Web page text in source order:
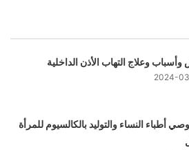
وعلاج التهاب الأذن الداخلية
2024-
أطباء النساء والتوليد بالكالسيوم للمرأة